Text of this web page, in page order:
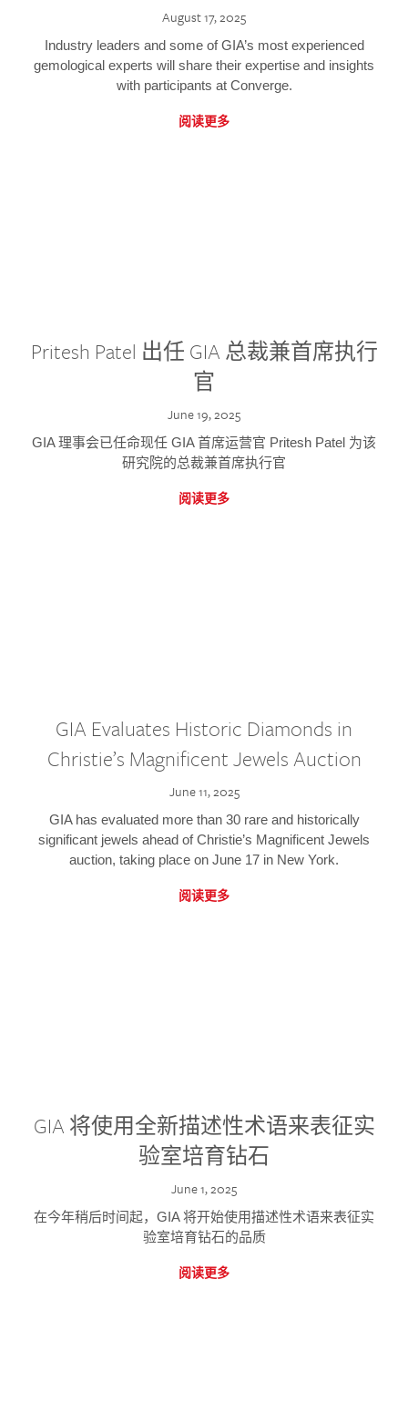
August 17, 2025
Industry leaders and some of GIA’s most experienced
gemological experts will share their expertise and insights
with participants at Converge.
阅读更多
Pritesh Patel 出任 GIA 总裁兼首席执行
官
June 19, 2025
GIA 理事会已任命现任 GIA 首席运营官 Pritesh Patel 为该
研究院的总裁兼首席执行官
阅读更多
GIA Evaluates Historic Diamonds in
Christie’s Magnificent Jewels Auction
June 11, 2025
GIA has evaluated more than 30 rare and historically
significant jewels ahead of Christie’s Magnificent Jewels
auction, taking place on June 17 in New York.
阅读更多
GIA 将使用全新描述性术语来表征实
验室培育钻石
June 1, 2025
在今年稍后时间起，GIA 将开始使用描述性术语来表征实
验室培育钻石的品质
阅读更多